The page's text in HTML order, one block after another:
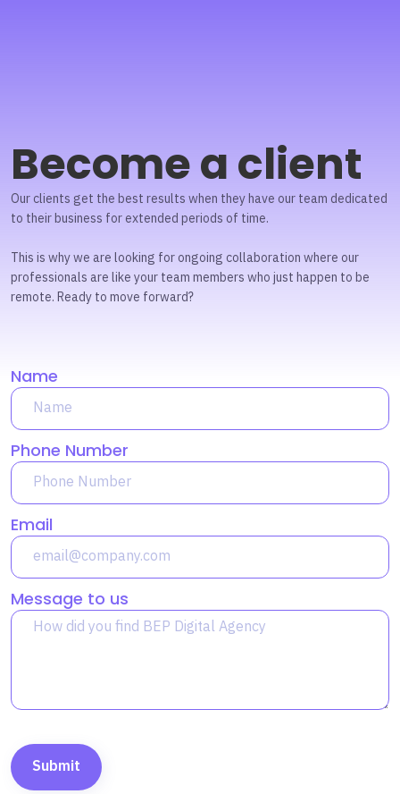
Become a client
Our clients get the best results when they have our team dedicated
to their business for extended periods of time.
This is why we are looking for ongoing collaboration where our
professionals are like your team members who just happen to be
remote. Ready to move forward?
Name
Phone Number
Email
Message to us